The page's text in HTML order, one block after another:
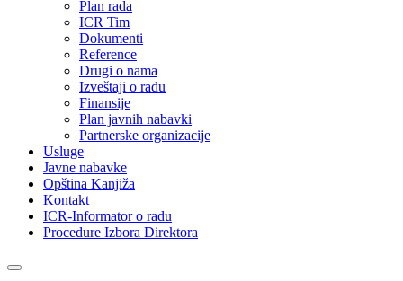
Plan rada
ICR Tim
Dokumenti
Reference
Drugi o nama
Izveštaji o radu
Finansije
Plan javnih nabavki
Partnerske organizacije
Usluge
Javne nabavke
Opština Kanjiža
Kontakt
ICR-Informator o radu
Procedure Izbora Direktora